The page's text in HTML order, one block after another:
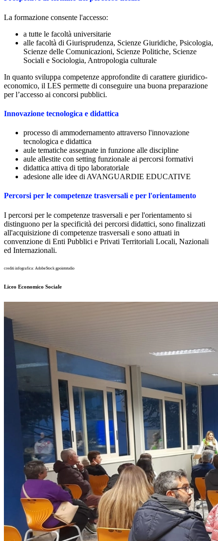
La formazione consente l'accesso:
a tutte le facoltà universitarie
alle facoltà di Giurisprudenza, Scienze Giuridiche, Psicologia,
Scienze delle Comunicazioni, Scienze Politiche, Scienze
Sociali e Sociologia, Antropologia culturale
In quanto sviluppa competenze approfondite di carattere giuridico-
economico, il LES permette di conseguire una buona preparazione
per l’accesso ai concorsi pubblici.
Innovazione tecnologica e didattica
processo di ammodernamento attraverso l'innovazione
tecnologica e didattica
aule tematiche assegnate in funzione alle discipline
aule allestite con setting funzionale ai percorsi formativi
didattica attiva di tipo laboratoriale
adesione alle idee di AVANGUARDIE EDUCATIVE
Percorsi per le competenze trasversali e per l'orientamento
I percorsi per le competenze trasversali e per l'orientamento si
distinguono per la specificità dei percorsi didattici, sono finalizzati
all'acquisizione di competenze trasversali e sono attuati in
convenzione di Enti Pubblici e Privati Territoriali Locali, Nazionali
ed Internazionali.
crediti infografica: AdobeStock gpointstudio
Liceo Economico Sociale